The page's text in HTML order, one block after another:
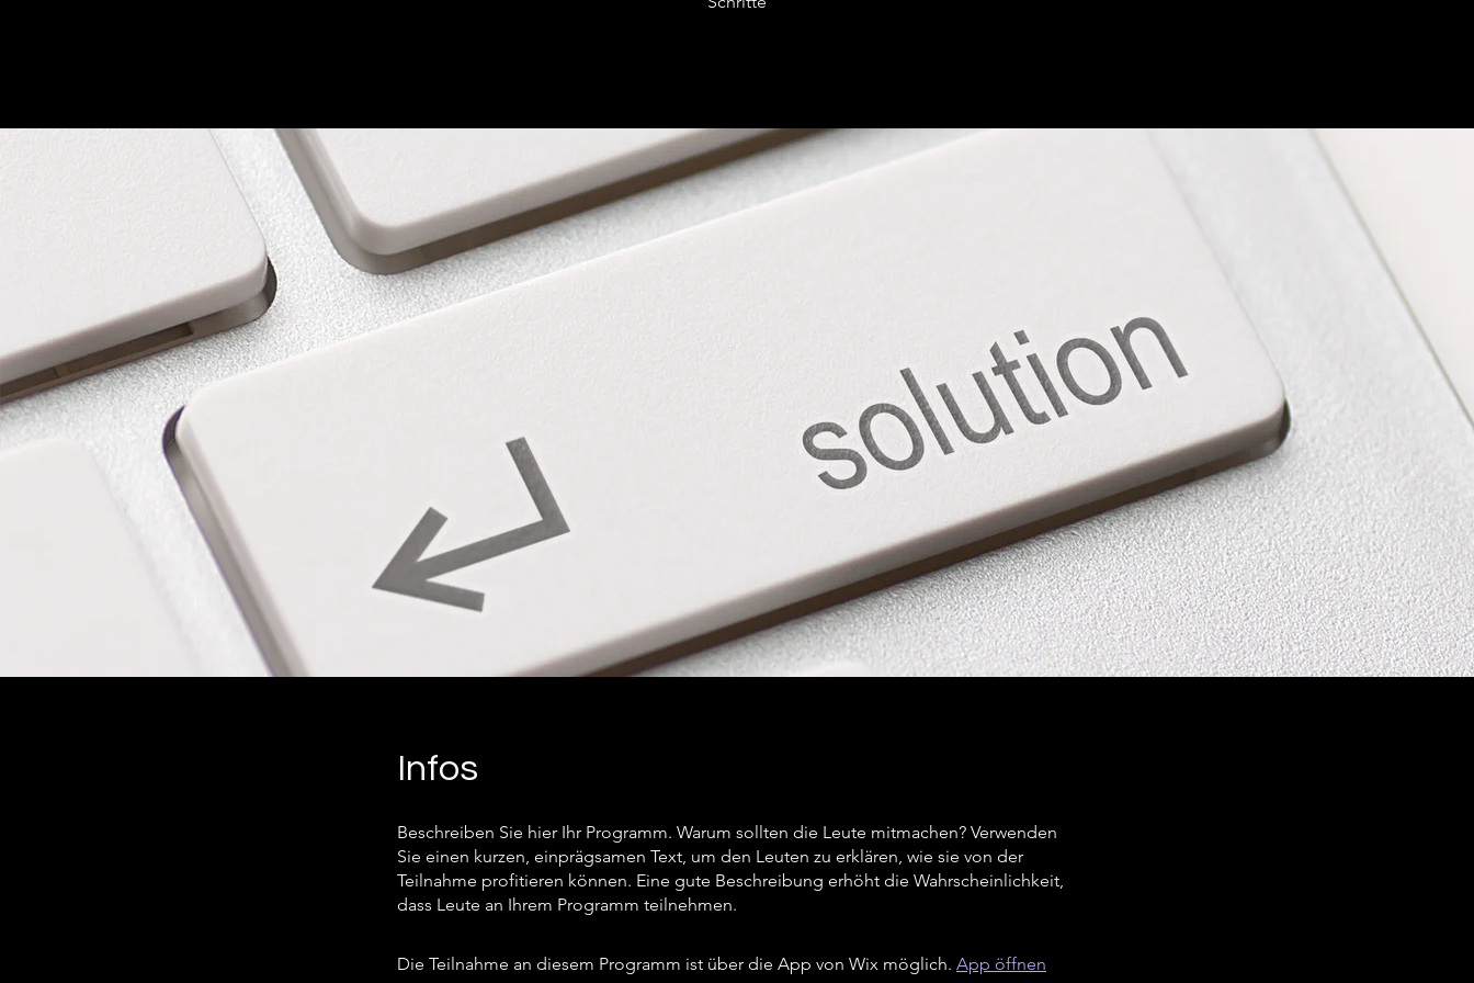
Infos
Beschreiben Sie hier Ihr Programm. Warum sollten die Leute mitmachen? Verwenden
Sie einen kurzen, einprägsamen Text, um den Leuten zu erklären, wie sie von der
Teilnahme profitieren können. Eine gute Beschreibung erhöht die Wahrscheinlichkeit,
dass Leute an Ihrem Programm teilnehmen.
Die Teilnahme an diesem Programm ist über die App von Wix möglich. App öffnen